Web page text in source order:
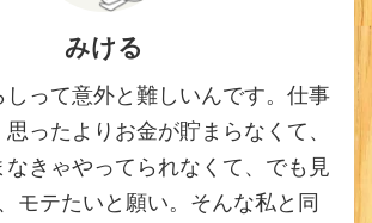
みける
しって意外と難しいんです。仕事
ったよりお金が貯まらなくて、
なきゃやってられなくて、でも見
モテたいと願い。そんな私と同